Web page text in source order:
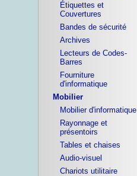
Étiquettes et
Couvertures
Bandes de sécurité
Archives
Lecteurs de Codes-
Barres
Fourniture
d'informatique
Mobilier
Mobilier d'informatique
Rayonnage et
présentoirs
Tables et chaises
Audio-visuel
Chariots utilitaire